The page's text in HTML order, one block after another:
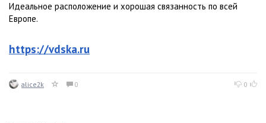
Идеальное расположение и хорошая связанность по всей
Европе.
https://vdska.ru
alice2k 0 0